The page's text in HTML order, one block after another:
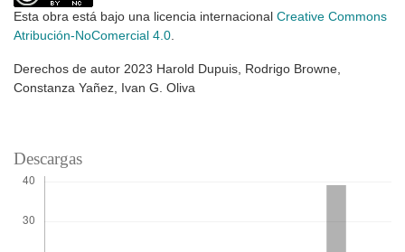
Esta obra está bajo una licencia internacional Creative Commons
Atribución-NoComercial 4.0
Derechos de autor 2023 Harold Dupuis, Rodrigo Browne,
Constanza Yañez, Ivan G. Oliva
Descargas